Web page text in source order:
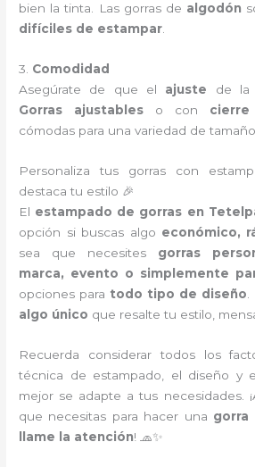
bien la tinta. Las gorras de algodón
difíciles de estampar
3. Comodidad
Asegúrate de que el ajuste de la
Gorras ajustables o con
cómodas para una variedad de
Personaliza tus gorras con
destaca tu estilo 🎉
El estampado de gorras en
opción si buscas algo económico,
sea que necesites gorras
marca, evento o simplemente
opciones para todo tipo de diseño
algo único que resalte tu estilo,
Recuerda considerar todos los
técnica de estampado, el diseño y
mejor se adapte a tus necesidades.
que necesitas para hacer una gorra
llame la atención! 🧢✨